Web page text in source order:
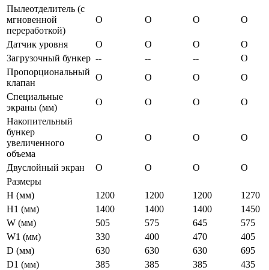
Пылеотделитель (с
мгновенной
переработкой)
O O O O
Датчик уровня O O O
O
Загрузочный бункер -- -- --
O
Пропорциональный
клапан
O O O
O
Специальные
экраны (мм)
O O O
O
Накопительный
бункер
увеличенного
объема
O O O O
Двуслойный экран O O O
O
Размеры
H (мм)
1200 1200 1200
1270
H1 (мм)
1400 1400 1400
1450
W (мм)
505 575 645
575
W1 (мм)
330 400 470
405
D (мм)
630 630 630
695
D1 (мм)
385 385 385
435